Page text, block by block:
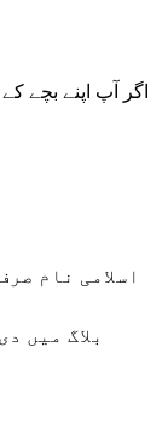
اسلامی نام
بلاگ میں